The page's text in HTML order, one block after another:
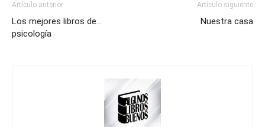
Artículo anterior
Los mejores libros de…
psicología
Artículo siguiente
Nuestra casa